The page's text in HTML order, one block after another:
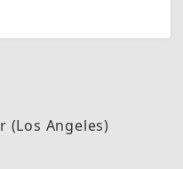
(Los Angeles)